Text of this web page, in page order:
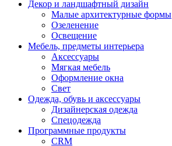
Декор и ландшафтный дизайн
Малые архитектурные формы
Озеленение
Освещение
Мебель, предметы интерьера
Аксессуары
Мягкая мебель
Оформление окна
Свет
Одежда, обувь и аксессуары
Дизайнерская одежда
Спецодежда
Программные продукты
CRM